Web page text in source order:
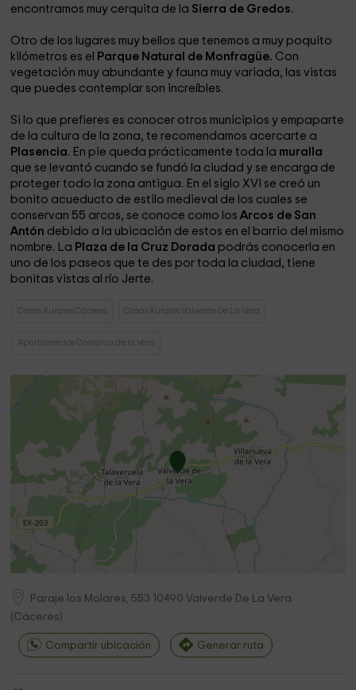
encontramos muy cerquita de la Sierra de Gredos.
Otro de los lugares muy bellos que tenemos a muy poquito
kilómetros es el
Parque Natural de Monfragüe. Con
vegetación muy abundante y fauna muy variada, las vistas
que puedes contemplar son increíbles.
Si lo que prefieres es conocer otros municipios y empaparte
de la cultura de la zona, te recomendamos acercarte a
Plasencia. En pie queda prácticamente toda la muralla
que se levantó cuando se fundó la ciudad y se encarga de
proteger todo la zona antigua. En el siglo XVI se creó un
bonito acueducto de estilo medieval de los cuales se
conservan 55 arcos, se conoce como losArcos de San
Antón debido a la ubicación de estos en el barrio del mismo
nombre. La Plaza de la Cruz Dorada podrás conocerla en
uno de los paseos que te des por toda la ciudad, tiene
bonitas vistas al río Jerte.
Casas Rurales Cáceres Casas Rurales Valverde De La Vera
Apartamentos Comarca de la Vera
Paraje los Molares, 553 10490 Valverde De La Vera
(Cáceres)
Compartir ubicación Generar ruta